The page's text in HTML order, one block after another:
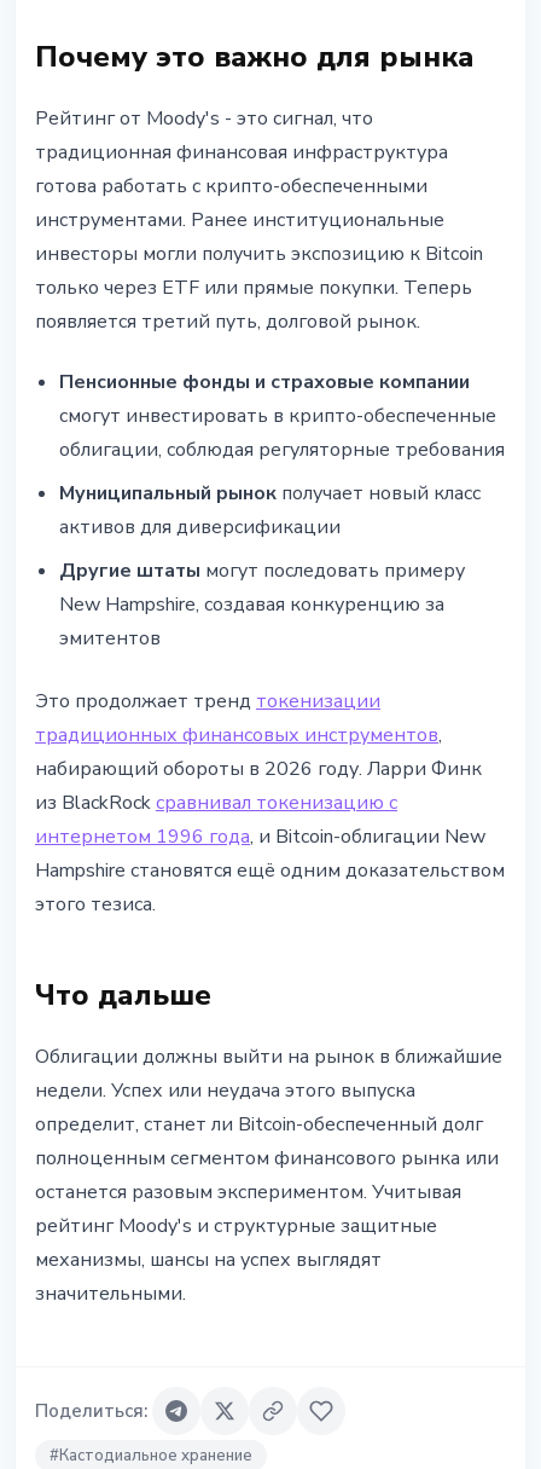
Почему это важно для рынка
Рейтинг от Moody's - это сигнал, что
традиционная финансовая инфраструктура
готова работать с крипто-обеспеченными
инструментами. Ранее институциональные
инвесторы могли получить экспозицию к Bitcoin
только через ETF или прямые покупки. Теперь
появляется третий путь, долговой рынок.
Пенсионные фонды и страховые компании
смогут инвестировать в крипто-обеспеченные
облигации, соблюдая регуляторные требования
Муниципальный рынок получает новый класс
активов для диверсификации
Другие штаты могут последовать примеру
New Hampshire, создавая конкуренцию за
эмитентов
Это продолжает тренд токенизации
традиционных финансовых инструментов,
набирающий обороты в 2026 году. Ларри Финк
из BlackRockсравнивал токенизацию с
интернетом 1996 года, и Bitcoin-облигации New
Hampshire становятся ещё одним доказательством
этого тезиса.
Что дальше
Облигации должны выйти на рынок в ближайшие
недели. Успех или неудача этого выпуска
определит, станет ли Bitcoin-обеспеченный долг
полноценным сегментом финансового рынка или
останется разовым экспериментом. Учитывая
рейтинг Moody's и структурные защитные
механизмы, шансы на успех выглядят
значительными.
Поделиться:
#Кастодиальное хранение